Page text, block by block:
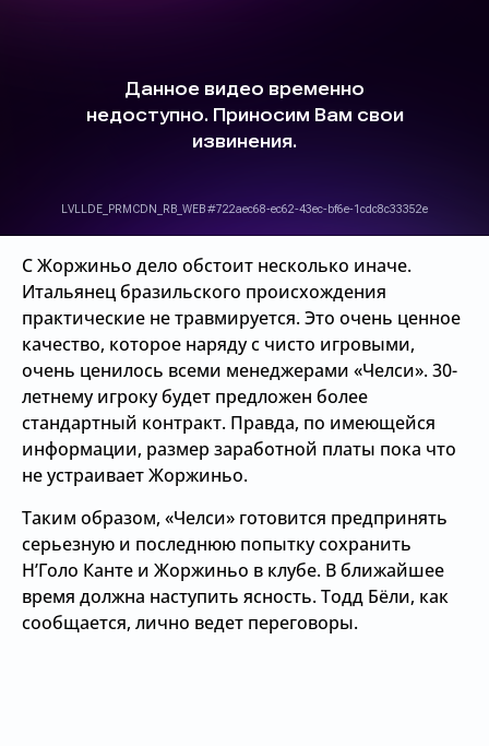
С Жоржиньо дело обстоит несколько иначе.
Итальянец бразильского происхождения
практические не травмируется. Это очень ценное
качество, которое наряду с чисто игровыми,
очень ценилось всеми менеджерами «Челси». 30-
летнему игроку будет предложен более
стандартный контракт. Правда, по имеющейся
информации, размер заработной платы пока что
не устраивает Жоржиньо.
Таким образом, «Челси» готовится предпринять
серьезную и последнюю попытку сохранить
Н’Голо Канте и Жоржиньо в клубе. В ближайшее
время должна наступить ясность. Тодд Бёли, как
сообщается, лично ведет переговоры.